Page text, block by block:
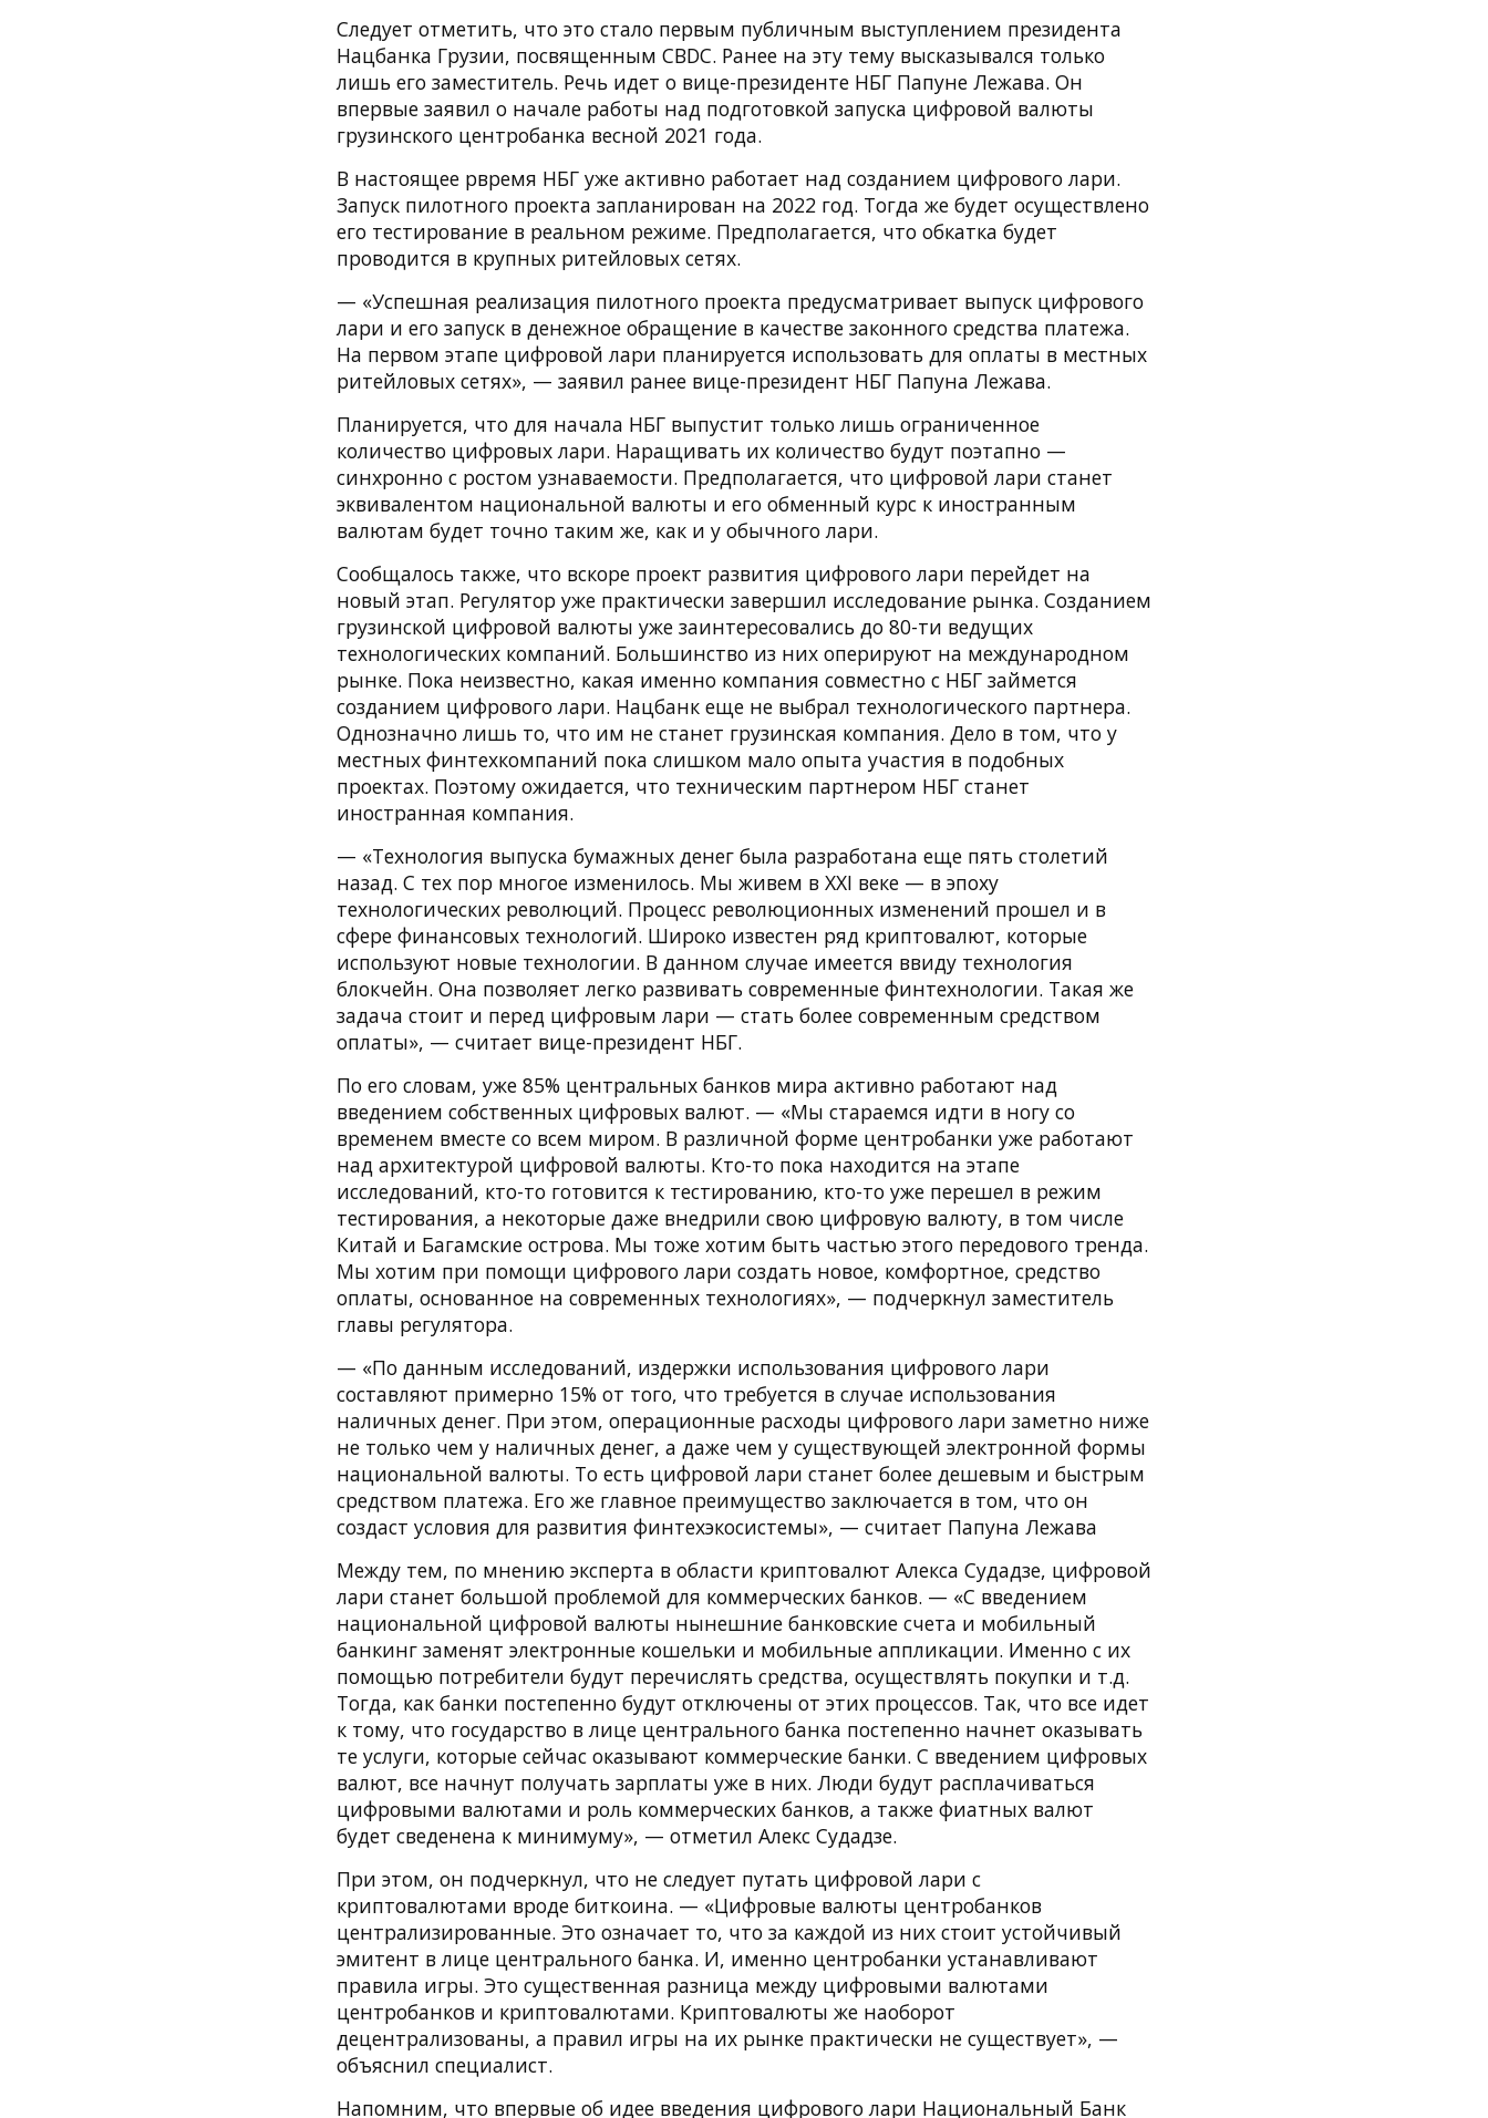
Следует отметить, что это стало первым публичным выступлением президента
Нацбанка Грузии, посвященным CBDC. Ранее на эту тему высказывался только
лишь его заместитель. Речь идет о вице-президенте НБГ Папуне Лежава. Он
впервые заявил о начале работы над подготовкой запуска цифровой валюты
грузинского центробанка весной 2021 года.
В настоящее рвремя НБГ уже активно работает над созданием цифрового лари.
Запуск пилотного проекта запланирован на 2022 год. Тогда же будет осуществлено
его тестирование в реальном режиме. Предполагается, что обкатка будет
проводится в крупных ритейловых сетях.
— «Успешная реализация пилотного проекта предусматривает выпуск цифрового
лари и его запуск в денежное обращение в качестве законного средства платежа.
На первом этапе цифровой лари планируется использовать для оплаты в местных
ритейловых сетях», — заявил ранее вице-президент НБГ Папуна Лежава.
Планируется, что для начала НБГ выпустит только лишь ограниченное
количество цифровых лари. Наращивать их количество будут поэтапно —
синхронно с ростом узнаваемости. Предполагается, что цифровой лари станет
эквивалентом национальной валюты и его обменный курс к иностранным
валютам будет точно таким же, как и у обычного лари.
Сообщалось также, что вскоре проект развития цифрового лари перейдет на
новый этап. Регулятор уже практически завершил исследование рынка. Созданием
грузинской цифровой валюты уже заинтересовались до 80-ти ведущих
технологических компаний. Большинство из них оперируют на международном
рынке. Пока неизвестно, какая именно компания совместно с НБГ займется
созданием цифрового лари. Нацбанк еще не выбрал технологического партнера.
Однозначно лишь то, что им не станет грузинская компания. Дело в том, что у
местных финтехкомпаний пока слишком мало опыта участия в подобных
проектах. Поэтому ожидается, что техническим партнером НБГ станет
иностранная компания.
— «Технология выпуска бумажных денег была разработана еще пять столетий
назад. С тех пор многое изменилось. Мы живем в XXI веке — в эпоху
технологических революций. Процесс революционных изменений прошел и в
сфере финансовых технологий. Широко известен ряд криптовалют, которые
используют новые технологии. В данном случае имеется ввиду технология
блокчейн. Она позволяет легко развивать современные финтехнологии. Такая же
задача стоит и перед цифровым лари — стать более современным средством
оплаты», — считает вице-президент НБГ.
По его словам, уже 85% центральных банков мира активно работают над
введением собственных цифровых валют. — «Мы стараемся идти в ногу со
временем вместе со всем миром. В различной форме центробанки уже работают
над архитектурой цифровой валюты. Кто-то пока находится на этапе
исследований, кто-то готовится к тестированию, кто-то уже перешел в режим
тестирования, а некоторые даже внедрили свою цифровую валюту, в том числе
Китай и Багамские острова. Мы тоже хотим быть частью этого передового тренда.
Мы хотим при помощи цифрового лари создать новое, комфортное, средство
оплаты, основанное на современных технологиях», — подчеркнул заместитель
главы регулятора.
— «По данным исследований, издержки использования цифрового лари
составляют примерно 15% от того, что требуется в случае использования
наличных денег. При этом, операционные расходы цифрового лари заметно ниже
не только чем у наличных денег, а даже чем у существующей электронной формы
национальной валюты. То есть цифровой лари станет более дешевым и быстрым
средством платежа. Его же главное преимущество заключается в том, что он
создаст условия для развития финтехэкосистемы», — считает Папуна Лежава
Между тем, по мнению эксперта в области криптовалют Алекса Судадзе, цифровой
лари станет большой проблемой для коммерческих банков. — «С введением
национальной цифровой валюты нынешние банковские счета и мобильный
банкинг заменят электронные кошельки и мобильные аппликации. Именно с их
помощью потребители будут перечислять средства, осуществлять покупки и т.д.
Тогда, как банки постепенно будут отключены от этих процессов. Так, что все идет
к тому, что государство в лице центрального банка постепенно начнет оказывать
те услуги, которые сейчас оказывают коммерческие банки. С введением цифровых
валют, все начнут получать зарплаты уже в них. Люди будут расплачиваться
цифровыми валютами и роль коммерческих банков, а также фиатных валют
будет сведенена к минимуму», — отметил Алекс Судадзе.
При этом, он подчеркнул, что не следует путать цифровой лари с
криптовалютами вроде биткоина. — «Цифровые валюты центробанков
централизированные. Это означает то, что за каждой из них стоит устойчивый
эмитент в лице центрального банка. И, именно центробанки устанавливают
правила игры. Это существенная разница между цифровыми валютами
центробанков и криптовалютами. Криптовалюты же наоборот
децентрализованы, а правил игры на их рынке практически не существует», —
объяснил специалист.
Напомним, что впервые об идее введения цифрового лари Национальный Банк